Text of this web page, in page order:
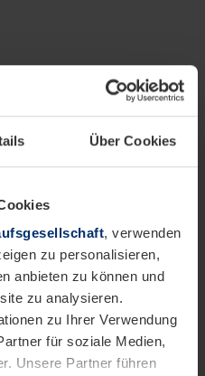
Über Cookies
, verwenden
zu personalisieren,
anbieten zu können und
zu analysieren.
zu Ihrer Verwendung
für soziale Medien,
Unsere Partner führen